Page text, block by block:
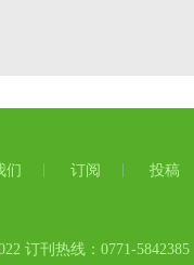
们 订阅 投稿
订刊热线：0771-5842385